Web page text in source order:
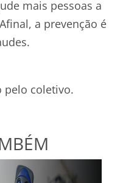
mais pessoas a
a prevenção é
pelo coletivo.